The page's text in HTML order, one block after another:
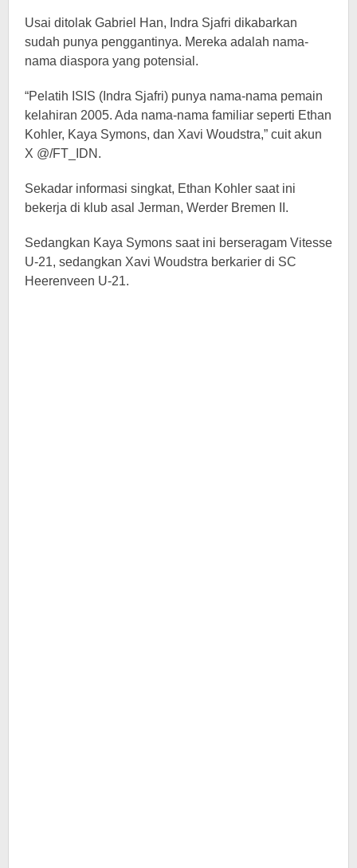
Usai ditolak Gabriel Han, Indra Sjafri dikabarkan
sudah punya penggantinya. Mereka adalah nama-
nama diaspora yang potensial.
“Pelatih ISIS (Indra Sjafri) punya nama-nama pemain
kelahiran 2005. Ada nama-nama familiar seperti Ethan
Kohler, Kaya Symons, dan Xavi Woudstra,” cuit akun
X @/FT_IDN.
Sekadar informasi singkat, Ethan Kohler saat ini
bekerja di klub asal Jerman, Werder Bremen II.
Sedangkan Kaya Symons saat ini berseragam Vitesse
U-21, sedangkan Xavi Woudstra berkarier di SC
Heerenveen U-21.